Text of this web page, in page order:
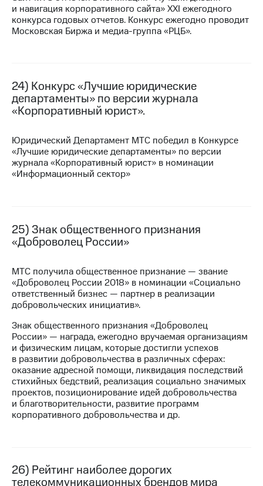
и навигация корпоративного сайта» XXI ежегодного
конкурса годовых отчетов. Конкурс ежегодно проводит
Московская Биржа и медиа-группа «РЦБ».
24) Конкурс «Лучшие юридические
департаменты» по версии журнала
«Корпоративный юрист».
Юридический Департамент МТС победил в Конкурсе
«Лучшие юридические департаменты» по версии
журнала «Корпоративный юрист» в номинации
«Информационный сектор»
25) Знак общественного признания
«Доброволец России»
МТС получила общественное признание — звание
«Доброволец России 2018» в номинации «Социально
ответственный бизнес — партнер в реализации
добровольческих инициатив».
Знак общественного признания «Доброволец
России» — награда, ежегодно вручаемая организациям
и физическим лицам, которые достигли успехов
в развитии добровольчества в различных сферах:
оказание адресной помощи, ликвидация последствий
стихийных бедствий, реализация социально значимых
проектов, позиционирование идей добровольчества
и благотворительности, развитие программ
корпоративного добровольчества и др.
26) Рейтинг наиболее дорогих